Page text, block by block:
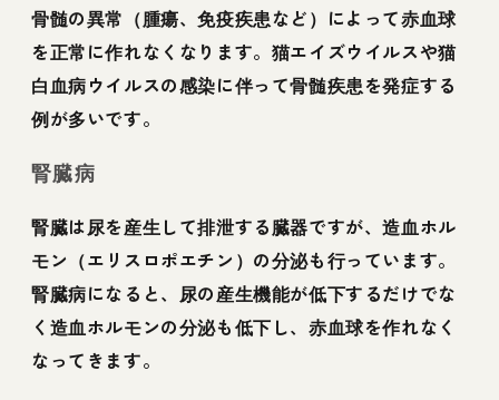
骨髄の異常（腫瘍、免疫疾患など）によって赤血球
を正常に作れなくなります。猫エイズウイルスや猫
白血病ウイルスの感染に伴って骨髄疾患を発症する
例が多いです。
腎臓病
腎臓は尿を産生して排泄する臓器ですが、造血ホル
モン（エリスロポエチン）の分泌も行っています。
腎臓病になると、尿の産生機能が低下するだけでな
く造血ホルモンの分泌も低下し、赤血球を作れなく
なってきます。